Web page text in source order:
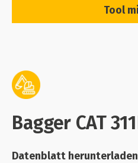
Tool
Bagger CAT
Datenblatt herunterladen